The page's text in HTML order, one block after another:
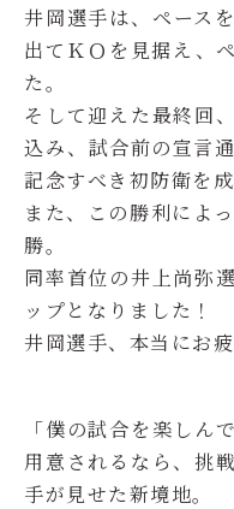
井岡選手は、ペース
出てＫＯを見据え、
た。
そして迎えた最終回
込み、試合前の宣言
記念すべき初防衛を成
また、この勝利によ
勝。
同率首位の井上尚弥
ップとなりました！
井岡選手、本当にお
「僕の試合を楽しん
用意されるなら、挑
手が見せた新境地。